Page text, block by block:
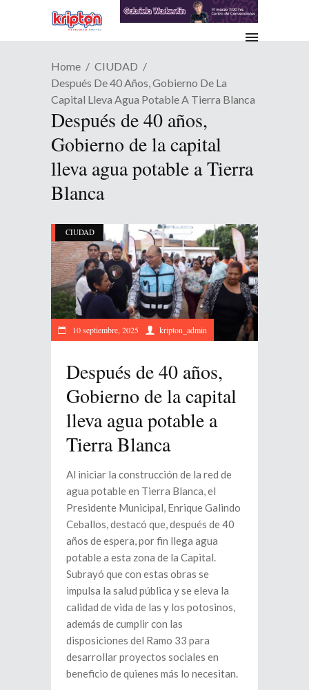
Home
CIUDAD
Después De 40 Años, Gobierno De La
Capital Lleva Agua Potable A Tierra Blanca
Después de 40 años,
Gobierno de la capital
lleva agua potable a Tierra
Blanca
CIUDAD
10 septiembre, 2025 kripton_admin
Después de 40 años,
Gobierno de la capital
lleva agua potable a
Tierra Blanca
Al iniciar la construcción de la red de
agua potable en Tierra Blanca, el
Presidente Municipal, Enrique Galindo
Ceballos, destacó que, después de 40
años de espera, por fin llega agua
potable a esta zona de la Capital.
Subrayó que con estas obras se
impulsa la salud pública y se eleva la
calidad de vida de las y los potosinos,
además de cumplir con las
disposiciones del Ramo 33 para
desarrollar proyectos sociales en
beneficio de quienes más lo necesitan.